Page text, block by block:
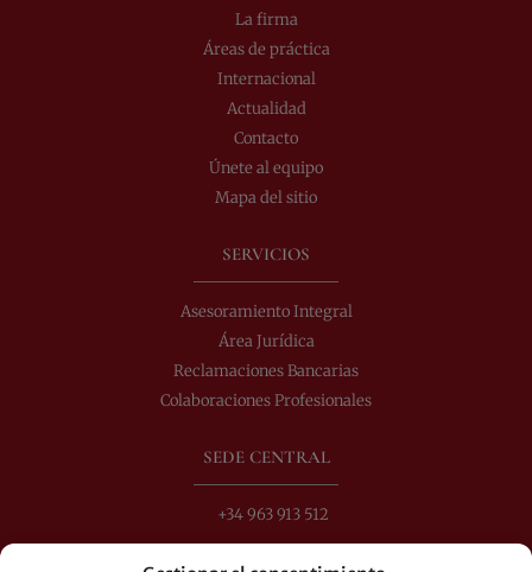
La firma
Áreas de práctica
Internacional
Actualidad
Contacto
Únete al equipo
Mapa del sitio
SERVICIOS
Asesoramiento Integral
Área Jurídica
Reclamaciones Bancarias
Colaboraciones Profesionales
SEDE CENTRAL
+34 963 913 512